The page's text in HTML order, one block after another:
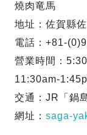
燒肉竜馬
地址：佐賀縣
電話：+81-
營業時間：
11:30am-
交通：JR「鍋
網址： saga-